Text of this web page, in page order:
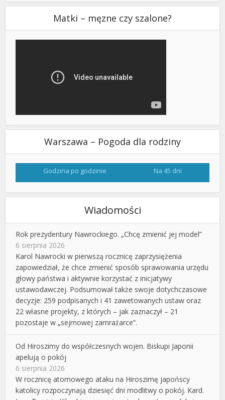
Matki – męzne czy szalone?
Warszawa – Pogoda dla rodziny
Godzina po godzinie Na 45 dni
Wiadomości
Rok prezydentury Nawrockiego. „Chcę zmienić jej model”
6 sierpnia 2026
Karol Nawrocki w pierwszą rocznicę zaprzysiężenia
zapowiedział, że chce zmienić sposób sprawowania urzędu
głowy państwa i aktywnie korzystać z inicjatywy
ustawodawczej. Podsumował także swoje dotychczasowe
decyzje: 259 podpisanych i 41 zawetowanych ustaw oraz
22 własne projekty, z których – jak zaznaczył – 21
pozostaje w „sejmowej zamrażarce”.
Od Hiroszimy do współczesnych wojen. Biskupi Japonii
apelują o pokój
6 sierpnia 2026
W rocznicę atomowego ataku na Hiroszimę japońscy
katolicy rozpoczynają dziesięć dni modlitwy o pokój. Kard.